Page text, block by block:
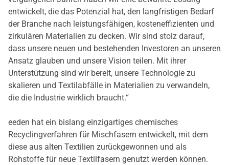
entwickelt, die das Potenzial hat, den langfristigen Bedarf
der Branche nach leistungsfähigen, kosteneffizienten und
zirkulären Materialien zu decken. Wir sind stolz darauf,
dass unsere neuen und bestehenden Investoren an unseren
Ansatz glauben und unsere Vision teilen. Mit ihrer
Unterstützung sind wir bereit, unsere Technologie zu
skalieren und Textilabfälle in Materialien zu verwandeln,
die die Industrie wirklich braucht.“
eeden hat ein bislang einzigartiges chemisches
Recyclingverfahren für Mischfasern entwickelt, mit dem
diese aus alten Textilien zurückgewonnen und als
Rohstoffe für neue Textilfasern genutzt werden können.